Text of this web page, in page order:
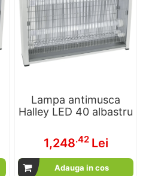
Lampa antimusca
Halley LED 40 albastru
1,248.42 Lei
Adauga in cos